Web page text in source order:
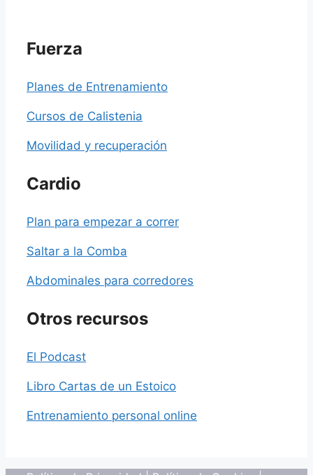
Fuerza
Planes de Entrenamiento
Cursos de Calistenia
Movilidad y recuperación
Cardio
Plan para empezar a correr
Saltar a la Comba
Abdominales para corredores
Otros recursos
El Podcast
Libro Cartas de un Estoico
Entrenamiento personal online